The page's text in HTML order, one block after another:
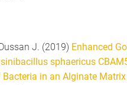
J. (2019) Enhanced
sphaericus
in an Alginate Matrix